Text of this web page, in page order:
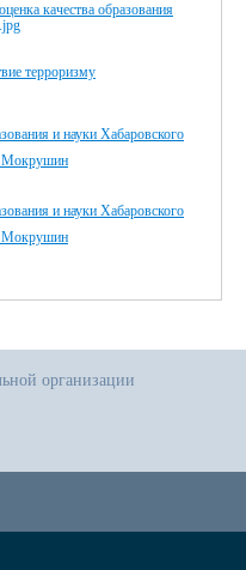
качества образования
терроризму
и науки Хабаровского
Мокрушин
и науки Хабаровского
Мокрушин
организации